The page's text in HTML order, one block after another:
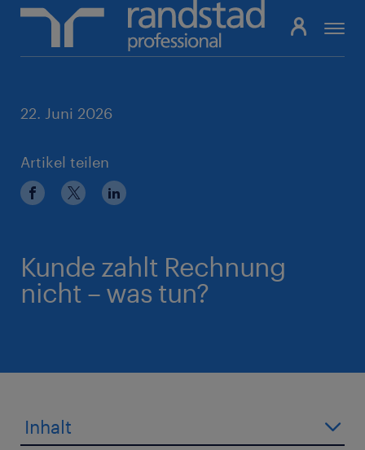
Kunde zahlt Rechnung
nicht – was tun?
22. Juni 2026
Artikel teilen
Inhalt